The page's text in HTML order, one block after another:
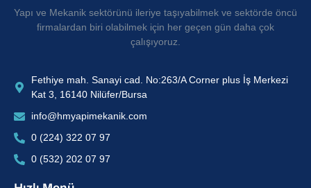
Yapı ve Mekanik sektörünü ileriye taşıyabilmek ve sektörde öncü
firmalardan biri olabilmek için her geçen gün daha çok
çalışıyoruz.
Fethiye mah. Sanayi cad. No:263/A Corner plus İş Merkezi
Kat 3, 16140 Nilüfer/Bursa
info@hmyapimekanik.com
0 (224) 322 07 97
0 (532) 202 07 97